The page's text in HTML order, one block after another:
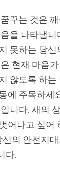
꾸는 것은
을 나타냅니
못하는 당
현재 마음
않도록 하
에 주목하세
니다. 새의
어나고 싶어
신의 안전지
다.